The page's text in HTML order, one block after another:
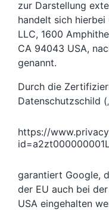
zur Darstellung
handelt sich
LLC, 1600
CA 94043 USA,
genannt.
Durch die
Datenschutzschild
https://
garantiert Google,
der EU auch bei
USA eingehalten